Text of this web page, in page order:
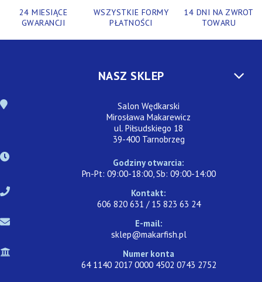
24 MIESIĄCE
GWARANCJI
WSZYSTKIE FORMY
PŁATNOŚCI
14 DNI NA ZWROT
TOWARU
NASZ SKLEP
Salon Wędkarski
Mirosława Makarewicz
ul. Piłsudskiego 18
39-400 Tarnobrzeg
Godziny otwarcia:
Pn-Pt: 09:00-18:00, Sb: 09:00-14:00
Kontakt:
606 820 631 / 15 823 63 24
E-mail:
sklep@makarfish.pl
Numer konta
64 1140 2017 0000 4502 0743 2752